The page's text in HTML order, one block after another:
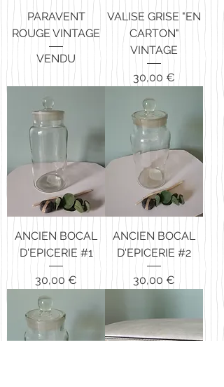
PARAVENT
ROUGE VINTAGE
VENDU
VALISE GRISE "EN
CARTON"
VINTAGE
Prix
30,00 €
ANCIEN BOCAL
D'EPICERIE #1
Prix
30,00 €
ANCIEN BOCAL
D'EPICERIE #2
Prix
30,00 €